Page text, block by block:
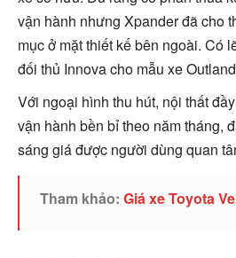
vận hành nhưng Xpander đã cho
mục ở mặt thiết kế bên ngoài. Có
đối thủ Innova cho mẫu xe
Với ngoại hình thu hút, nội thất
vận hành bền bỉ theo năm tháng,
sáng giá được người dùng quan
Tham khảo: Giá xe Toyota